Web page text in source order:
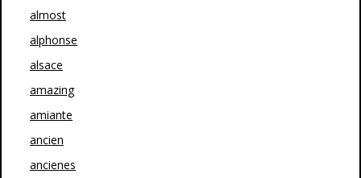
almost
alphonse
alsace
amazing
amiante
ancien
ancienes